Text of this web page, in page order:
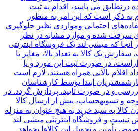
می باشد، اقدام به ثبت
به ذکر است که این امر به منظور
احتمالی ومواردی نظیر جلوگیری
سرقت شده و موارد مشابه در نظر
که میشی لند یک فروشگاه اینترنتی
یک کالا به تعداد بالا، مغایر با
در صورت ثبت این مورد و یا
اقلام بالایی همراه هستند، لازم است
ابتدا توسط کارشناسان
و در صورت تایید، پردازش گردد. در
و تسویهحساب، پیش از ارسال کالا
کالا به سبد خرید به هیچ عنوان به منزله
و فروشگاه اینترنتی میشی لند
تأمین و تحویل این کالاها نخواهد